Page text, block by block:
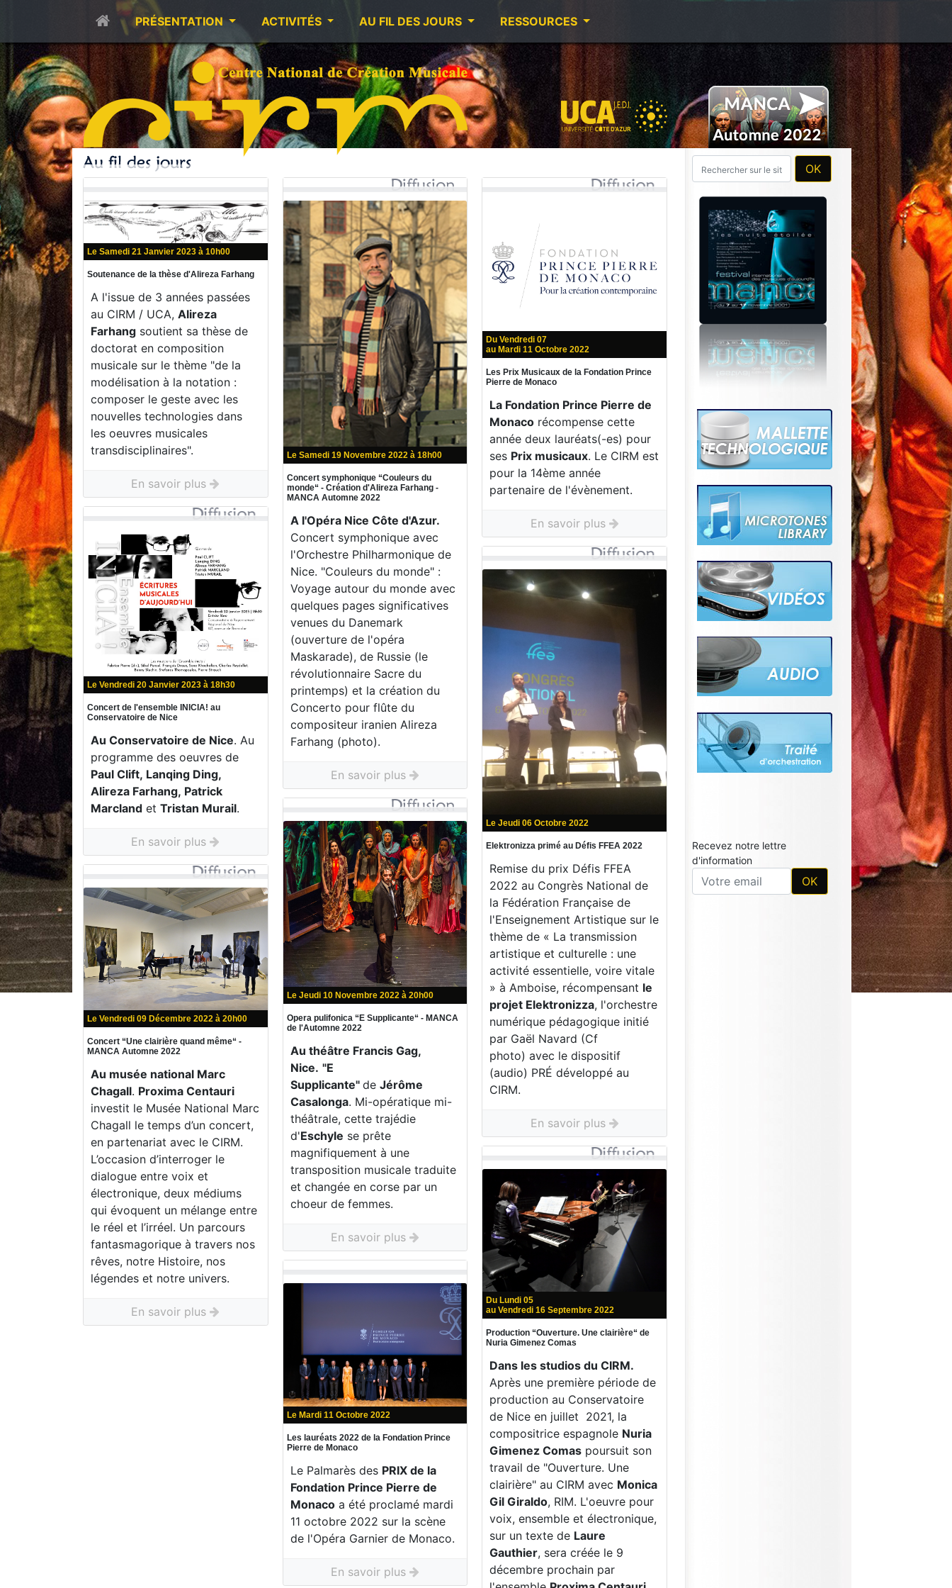
PRÉSENTATION ACTIVITÉS AU FIL DES JOURS RESSOURCES
Le Samedi 21 Janvier 2023 à 10h00
Soutenance de la thèse d'Alireza Farhang
A l'issue de 3 années passées
au CIRM / UCA, Alireza
Farhang soutient sa thèse de
doctorat en composition
musicale sur le thème "de la
modélisation à la notation :
composer le geste avec les
nouvelles technologies dans
les oeuvres musicales
transdisciplinaires".
En savoir plus
Le Vendredi 20 Janvier 2023 à 18h30
Concert de l'ensemble INICIA! au
Conservatoire de Nice
Au Conservatoire de Nice. Au
programme des oeuvres de
Paul Clift, Lanqing Ding,
Alireza Farhang, Patrick
Marcland et Tristan Murail.
En savoir plus
Le Vendredi 09 Décembre 2022 à 20h00
Concert “Une clairière quand même“ -
MANCA Automne 2022
Au musée national Marc
Chagall. Proxima Centauri
investit le Musée National Marc
Chagall le temps d’un concert,
en partenariat avec le CIRM.
L’occasion d’interroger le
dialogue entre voix et
électronique, deux médiums
qui évoquent un mélange entre
le réel et l’irréel. Un parcours
fantasmagorique à travers nos
rêves, notre Histoire, nos
légendes et notre univers.
En savoir plus
Le Samedi 19 Novembre 2022 à 18h00
Concert symphonique “Couleurs du
monde“ - Création d'Alireza Farhang -
MANCA Automne 2022
A l'Opéra Nice Côte d'Azur.
Concert symphonique avec
l'Orchestre Philharmonique de
Nice. "Couleurs du monde" :
Voyage autour du monde avec
quelques pages significatives
venues du Danemark
(ouverture de l'opéra
Maskarade), de Russie (le
révolutionnaire Sacre du
printemps) et la création du
Concerto pour flûte du
compositeur iranien Alireza
Farhang (photo).
En savoir plus
Le Jeudi 10 Novembre 2022 à 20h00
Opera pulifonica “E Supplicante“ - MANCA
de l'Automne 2022
Au théâtre Francis Gag,
Nice. "E
Supplicante" de Jérôme
Casalonga. Mi-opératique mi-
théâtrale, cette trajédie
d'Eschyle se prête
magnifiquement à une
transposition musicale traduite
et changée en corse par un
choeur de femmes.
En savoir plus
Le Mardi 11 Octobre 2022
Les lauréats 2022 de la Fondation Prince
Pierre de Monaco
Le Palmarès des PRIX de la
Fondation Prince Pierre de
Monacoa été proclamé mardi
11 octobre 2022 sur la scène
de l'Opéra Garnier de Monaco.
En savoir plus
Du Vendredi 07
au Mardi 11 Octobre 2022
Les Prix Musicaux de la Fondation Prince
Pierre de Monaco
La Fondation Prince Pierre de
Monaco récompense cette
année deux lauréats(-es) pour
ses Prix musicaux. Le CIRM est
pour la 14ème année
partenaire de l'évènement.
En savoir plus
Le Jeudi 06 Octobre 2022
Elektronizza primé au Défis FFEA 2022
Remise du prix Défis FFEA
2022 au Congrès National de
la Fédération Française de
l'Enseignement Artistique sur le
thème de « La transmission
artistique et culturelle : une
activité essentielle, voire vitale
» à Amboise, récompensant le
projet Elektronizza, l'orchestre
numérique pédagogique initié
par Gaël Navard (Cf
photo) avec le dispositif
(audio) PRÉ développé au
CIRM.
En savoir plus
Du Lundi 05
au Vendredi 16 Septembre 2022
Production “Ouverture. Une clairière“ de
Nuria Gimenez Comas
Dans les studios du CIRM.
Après une première période de
production au Conservatoire
de Nice en juillet 2021, la
compositrice espagnole Nuria
Gimenez Comas poursuit son
travail de "Ouverture. Une
clairière" au CIRM avec Monica
Gil Giraldo, RIM. L'oeuvre pour
voix, ensemble et électronique,
sur un texte de Laure
Gauthier, sera créée le 9
décembre prochain par
Recevez notre lettre
d'information